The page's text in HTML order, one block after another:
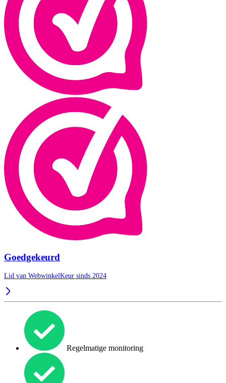
Goedgekeurd
Lid van WebwinkelKeur sinds 2024
Regelmatige monitoring